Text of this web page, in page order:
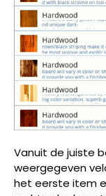
Vanuit de juiste
weergegeven
het eerste item